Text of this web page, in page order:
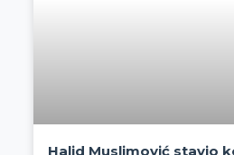
Halid Muslimović stavio